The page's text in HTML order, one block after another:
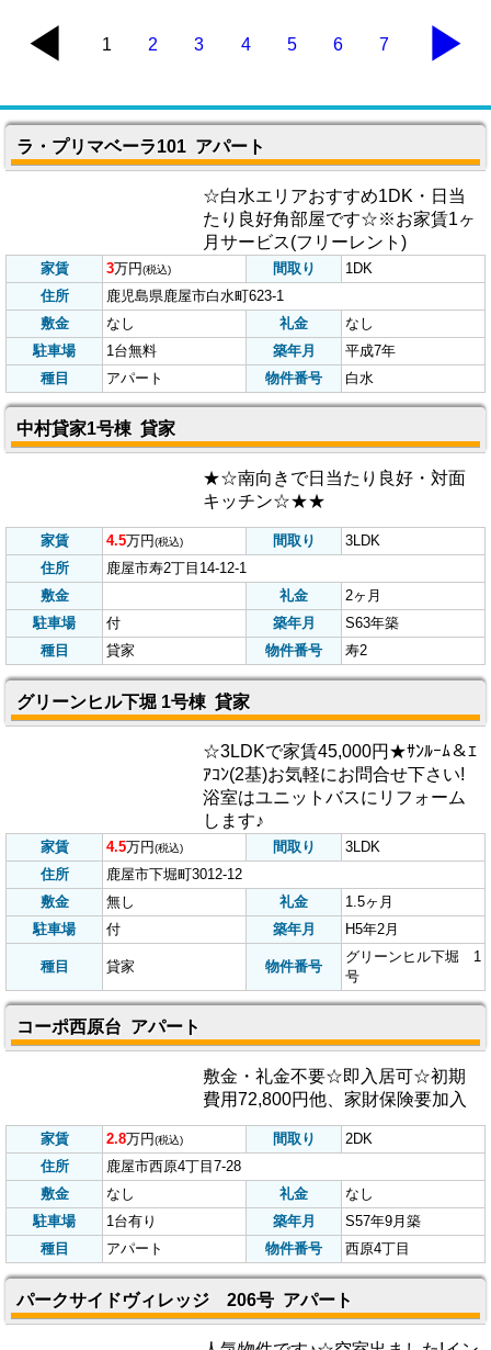
おすすめ (27)
1 - 10 件目 ( 67 件中)
◀ 1 2 3 4 5 6 7 ▶
ラ・プリマベーラ101 アパート
☆白水エリアおすすめ1DK・日当
たり良好角部屋です☆※お家賃1ヶ
月サービス(フリーレント)
家賃 3万円(税込)
住所
鹿児島県鹿屋市白水町623-1
敷金
なし 礼金
なし
駐車場
1台無料 築年月
平成7年
種目
アパート 物件番号 白水
中村貸家1号棟 貸家
★☆南向きで日当たり良好・対面
キッチン☆★★
家賃 4.5 万円 (税込)
住所
鹿屋市寿2丁目14-12-1
礼金
2ヶ月
築年月
S63年築
種目
貸家 物件番号 寿2
グリーンヒル下堀 1号棟 貸家
☆3LDKで家賃45,000円★ｻﾝﾙｰﾑ＆ｴ
ｱｺﾝ(2基)お気軽にお問合せ下さい!
浴室はユニットバスにリフォーム
します♪